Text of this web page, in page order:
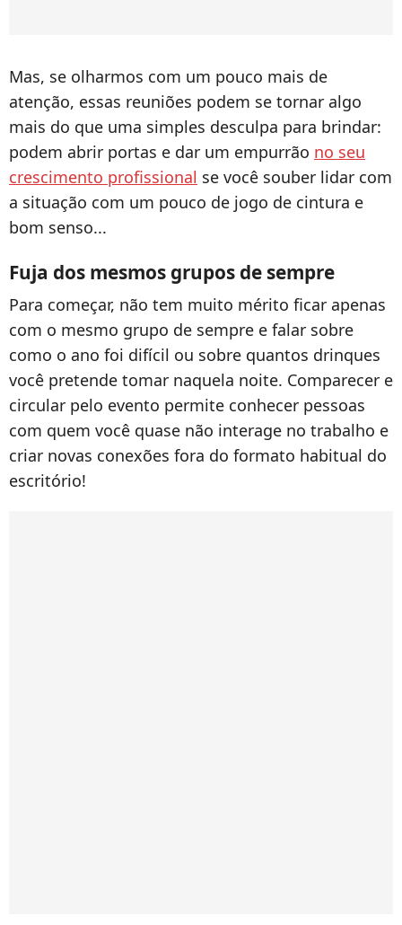
Mas, se olharmos com um pouco mais de
atenção, essas reuniões podem se tornar algo
mais do que uma simples desculpa para brindar:
podem abrir portas e dar um empurrão no seu
crescimento profissional se você souber lidar com
a situação com um pouco de jogo de cintura e
bom senso...
Fuja dos mesmos grupos de sempre
Para começar, não tem muito mérito ficar apenas
com o mesmo grupo de sempre e falar sobre
como o ano foi difícil ou sobre quantos drinques
você pretende tomar naquela noite. Comparecer e
circular pelo evento permite conhecer pessoas
com quem você quase não interage no trabalho e
criar novas conexões fora do formato habitual do
escritório!